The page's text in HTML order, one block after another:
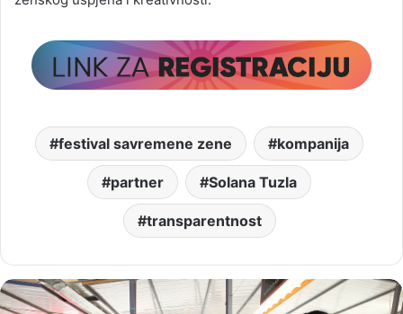
festival savremene zene kompanija
partner Solana Tuzla
transparentnost